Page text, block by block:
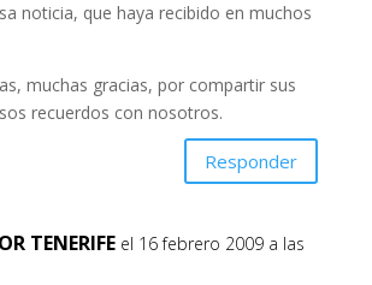
noticia, que haya recibido en muchos
muchas gracias, por compartir sus
recuerdos con nosotros.
Responder
TENERIFE el 16 febrero 2009 a las